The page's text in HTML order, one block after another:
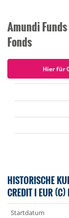
Amundi
Fonds
Hier für
HISTORISCHE
CREDIT I EUR (C)
Startdatum